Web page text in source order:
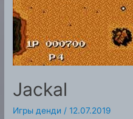
Jackal
Игры денди /12.07.2019